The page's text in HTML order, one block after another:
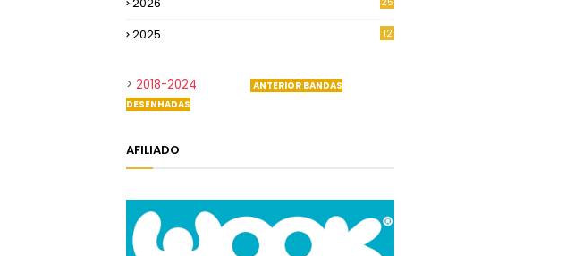
2025
12
> 2018-2024
ANTERIOR BANDAS
DESENHADAS
AFILIADO